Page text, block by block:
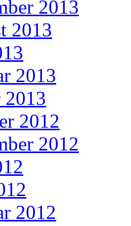
2013
2013
2013
2013
2012
2012
2012